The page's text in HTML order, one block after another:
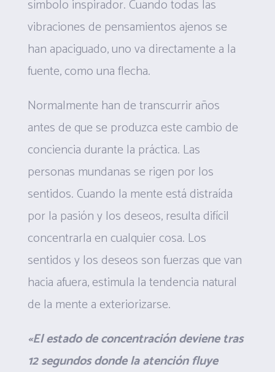
símbolo inspirador. Cuando todas las
vibraciones de pensamientos ajenos se
han apaciguado, uno va directamente a la
fuente, como una flecha.
Normalmente han de transcurrir años
antes de que se produzca este cambio de
conciencia durante la práctica. Las
personas mundanas se rigen por los
sentidos. Cuando la mente está distraída
por la pasión y los deseos, resulta difícil
concentrarla en cualquier cosa. Los
sentidos y los deseos son fuerzas que van
hacia afuera, estimula la tendencia natural
de la mente a exteriorizarse.
«El estado de concentración deviene tras
12 segundos donde la atención fluye